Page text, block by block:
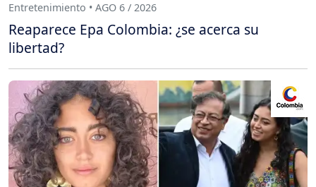
Entretenimiento • AGO 6 / 2026
Reaparece Epa Colombia: ¿se acerca su
libertad?